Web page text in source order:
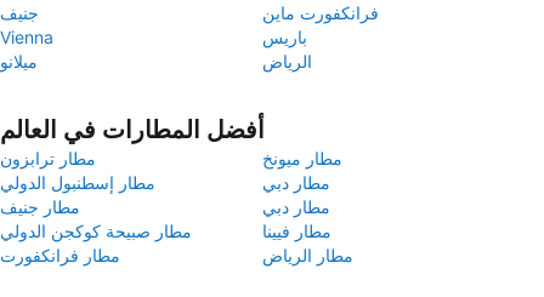
جنيف
فرانكفورت ماين
Vienna
باريس
ميلانو
الرياض
أفضل المطارات في العالم
مطار ترابزون
مطار ميونخ
مطار إسطنبول الدولي
مطار دبي
مطار جنيف
مطار دبي
مطار صبيحة كوكجن الدولي
مطار فيينا
مطار فرانكفورت
مطار الرياض